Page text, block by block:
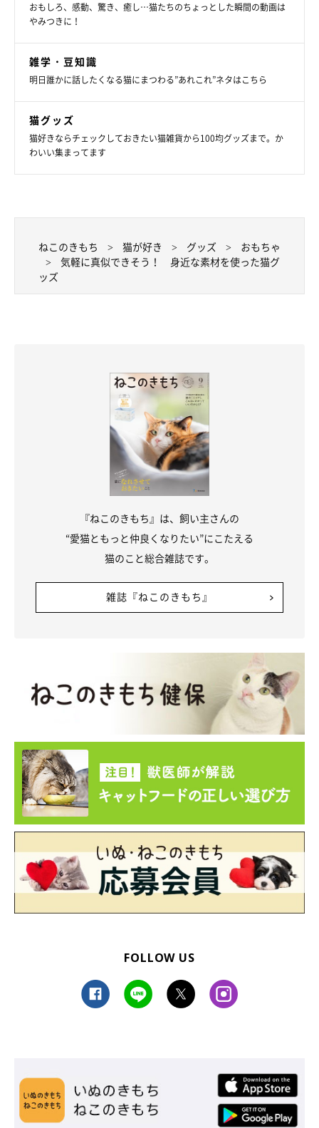
おもしろ、感動、驚き、癒し…猫たちのちょっとした瞬間の動画は
やみつきに！
雑学・豆知識
明日誰かに話したくなる猫にまつわる”あれこれ”ネタはこちら
猫グッズ
猫好きならチェックしておきたい猫雑貨から100均グッズまで。か
わいい集まってます
ねこのきもち 猫が好き グッズ
おもちゃ
気軽に真似できそう！ 身近な素材を使った猫グ
ッズ
『ねこのきもち』は、飼い主さんの
“愛猫ともっと仲良くなりたい”にこたえる
猫のこと総合雑誌です。
雑誌『ねこのきもち』
FOLLOW US